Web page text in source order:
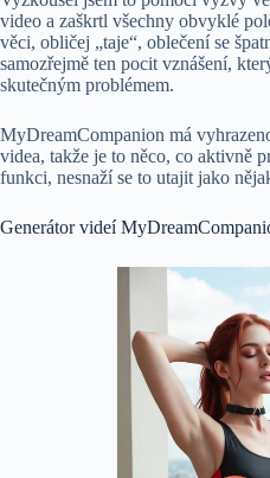
video a zaškrtl všechny obvyklé
věci, obličej „taje“, oblečení se
samozřejmě ten pocit vznášení,
skutečným problémem.
MyDreamCompanion má
videa, takže je to něco, co aktivně
funkci, nesnaží se to utajit jako
Generátor videí